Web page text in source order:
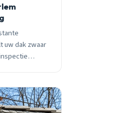
uw dak zwaar